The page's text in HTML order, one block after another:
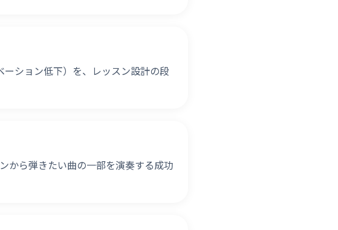
ション低下）を、レッスン設計の段
から弾きたい曲の一部を演奏する成功